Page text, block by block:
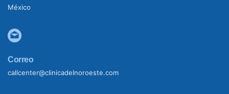
México
Correo
callcenter@clinicadelnoroeste.com